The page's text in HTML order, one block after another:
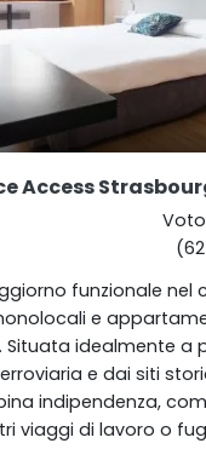
Access
Voto
funzionale nel
e
idealmente a
e dai siti
indipendenza,
viaggi di lavoro o